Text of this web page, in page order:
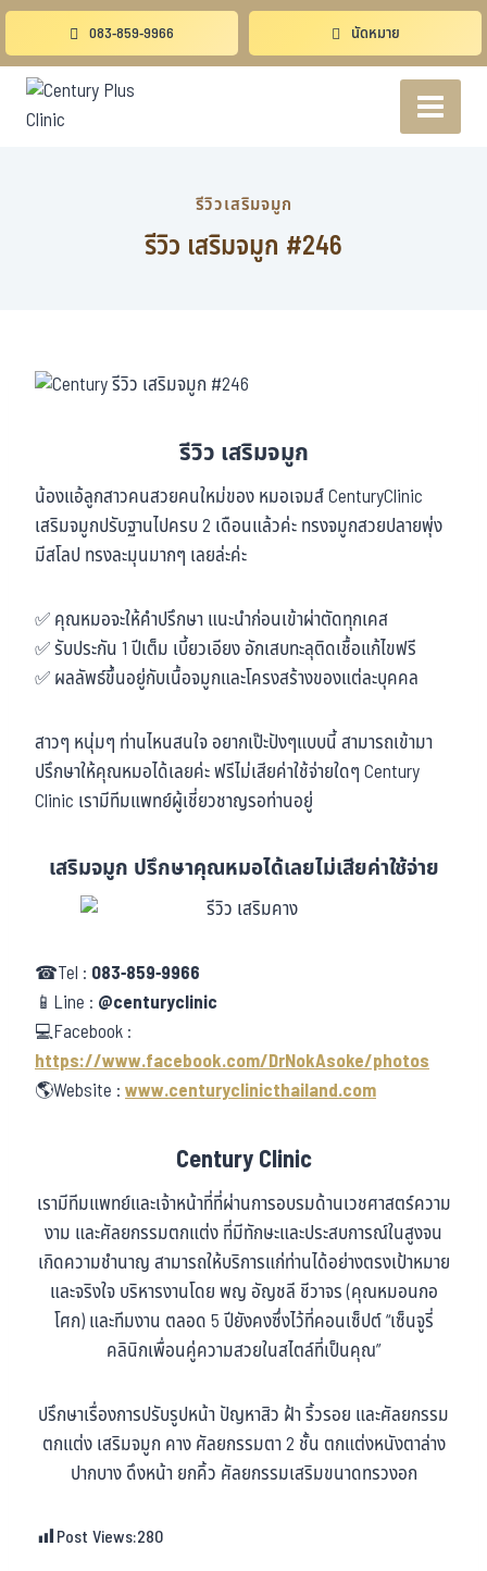
083-859-9966 นัดหมาย
รีวิวเสริมจมูก
รีวิว เสริมจมูก #246
รีวิว เสริมจมูก
น้องแอ้ลูกสาวคนสวยคนใหม่ของ หมอเจมส์ CenturyClinic
เสริมจมูกปรับฐานไปครบ 2 เดือนแล้วค่ะ ทรงจมูกสวยปลายพุ่ง
มีสโลป ทรงละมุนมากๆ เลยล่ะค่ะ
✅ คุณหมอจะให้คำปรึกษา แนะนำก่อนเข้าผ่าตัดทุกเคส
✅ รับประกัน 1 ปีเต็ม เบี้ยวเอียง อักเสบทะลุติดเชื้อแก้ไขฟรี
✅ ผลลัพธ์ขึ้นอยู่กับเนื้อจมูกและโครงสร้างของแต่ละบุคคล
สาวๆ หนุ่มๆ ท่านไหนสนใจ อยากเป๊ะปังๆแบบนี้ สามารถเข้ามา
ปรึกษาให้คุณหมอได้เลยค่ะ ฟรีไม่เสียค่าใช้จ่ายใดๆ Century
Clinic เรามีทีมแพทย์ผู้เชี่ยวชาญรอท่านอยู่
เสริมจมูก ปรึกษาคุณหมอได้เลยไม่เสียค่าใช้จ่าย
☎Tel : 083-859-9966
📱Line : @centuryclinic
💻Facebook :
https://www.facebook.com/DrNokAsoke/photos
🌎Website :www.centuryclinicthailand.com
Century Clinic
เรามีทีมแพทย์และเจ้าหน้าที่ที่ผ่านการอบรมด้านเวชศาสตร์ความ
งาม และศัลยกรรมตกแต่ง ที่มีทักษะและประสบการณ์ในสูงจน
เกิดความชำนาญ สามารถให้บริการแก่ท่านได้อย่างตรงเป้าหมาย
และจริงใจ บริหารงานโดย พญ อัญชลี ชีวาจร (คุณหมอนกอ
โศก) และทีมงาน ตลอด 5 ปียังคงซึ่งไว้ที่คอนเซ็ปต์ “เซ็นจูรี่
คลินิกเพื่อนคู่ความสวยในสไตล์ที่เป็นคุณ”
ปรึกษาเรื่องการปรับรูปหน้า ปัญหาสิว ฝ้า ริ้วรอย และศัลยกรรม
ตกแต่ง เสริมจมูก คาง ศัลยกรรมตา 2 ชั้น ตกแต่งหนังตาล่าง
ปากบาง ดึงหน้า ยกคิ้ว ศัลยกรรมเสริมขนาดทรวงอก
Post Views:280